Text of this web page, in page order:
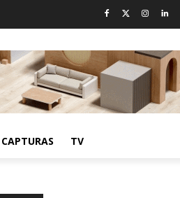
CAPTURAS TV